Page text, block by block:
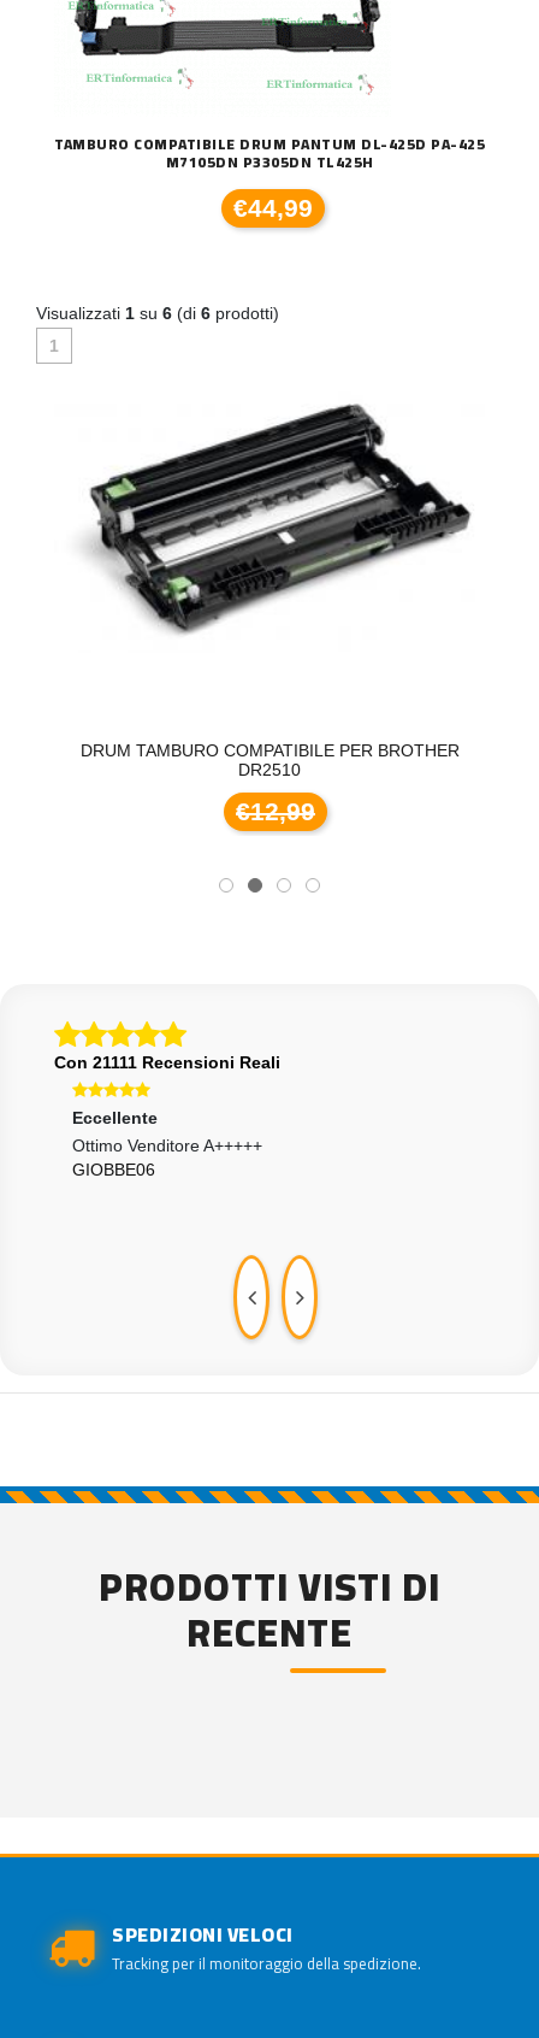
TAMBURO COMPATIBILE DRUM PANTUM DL-425D PA-425
M7105DN P3305DN TL425H
€44,99
Visualizzati 1 su 6 (di 6 prodotti)
1
DRUM TAMBURO COMPATIBILE PER BROTHER
DR2510
€12,99
Con 21111 Recensioni Reali
Eccellente
Ottimo Venditore A+++++
GIOBBE06
PRODOTTI VISTI DI
RECENTE
SPEDIZIONI VELOCI
Tracking per il monitoraggio della spedizione.